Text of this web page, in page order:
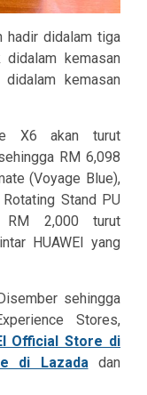
hadir didalam tiga
kemasan
kemasan
X6 akan turut
RM 6,098
(Voyage Blue),
Stand PU
RM 2,000 turut
HUAWEI yang
sehingga
Stores,
Official Store di
di Lazada dan